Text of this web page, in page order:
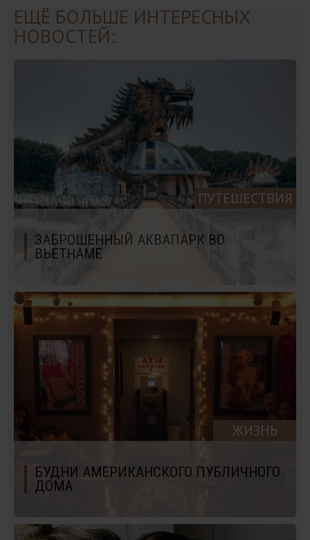
ЕЩЁ БОЛЬШЕ ИНТЕРЕСНЫХ
НОВОСТЕЙ:
ПУТЕШЕСТВИЯ
ЗАБРОШЕННЫЙ АКВАПАРК ВО
ВЬЕТНАМЕ
ЖИЗНЬ
БУДНИ АМЕРИКАНСКОГО ПУБЛИЧНОГО
ДОМА